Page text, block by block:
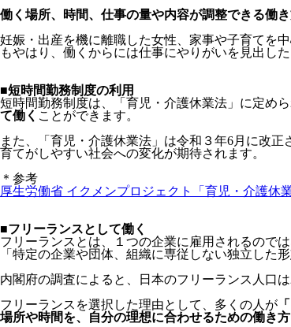
働く場所、時間、仕事の量や内容が調整できる働
妊娠・出産を機に離職した女性、家事や子育てを
もやはり、働くからには仕事にやりがいを見出し
■短時間勤務制度の利用
短時間勤務制度は、「育児・介護休業法」に定め
て働く ことができます。
また、「育児・介護休業法」は令和３年6月に改正
育てがしやすい社会への変化が期待されます。
＊参考
厚生労働省 イクメンプロジェクト「育児・介護休
■フリーランスとして働く
フリーランスとは、１つの企業に雇用されるので
「特定の企業や団体、組織に専従しない独立した
内閣府の調査によると、日本のフリーランス人口
フリーランスを選択した理由として、多くの人が
場所や時間を、自分の理想に合わせるための働き